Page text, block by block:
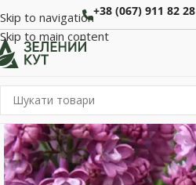
Skip to navigation
Skip to main content
+38 (067) 911 82 28